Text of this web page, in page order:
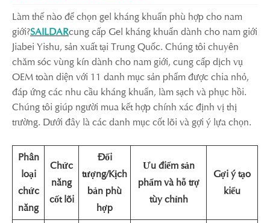
Làm thế nào để chọn gel kháng khuẩn phù hợp cho nam
giới?SAILDARcung cấp Gel kháng khuẩn dành cho nam giới
Jiabei Yishu, sản xuất tại Trung Quốc. Chúng tôi chuyên
chăm sóc vùng kín dành cho nam giới, cung cấp dịch vụ
OEM toàn diện với 11 danh mục sản phẩm được chia nhỏ,
đáp ứng các nhu cầu kháng khuẩn, làm sạch và phục hồi.
Chúng tôi giúp người mua kết hợp chính xác định vị thị
trường. Dưới đây là các danh mục cốt lõi và gợi ý lựa chọn.
Phân
loại
chức
năng
Chức
năng
cốt lõi
Đối
tượng/Kịch
bản phù
hợp
Ưu điểm sản
phẩm và hỗ trợ
tùy chỉnh
Gợi ý tạo
kiểu